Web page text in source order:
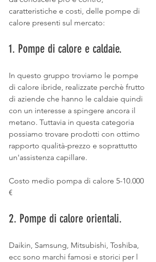
caratteristiche e costi, delle pompe di
calore presenti sul mercato:
1. Pompe di calore e caldaie.
In questo gruppo troviamo le pompe
di calore ibride, realizzate perchè frutto
di aziende che hanno le caldaie quindi
con un interesse a spingere ancora il
metano. Tuttavia in questa categoria
possiamo trovare prodotti con ottimo
rapporto qualità-prezzo e soprattutto
un'assistenza capillare.
Costo medio pompa di calore 5-10.000
€
2. Pompe di calore orientali.
Daikin, Samsung, Mitsubishi, Toshiba,
ecc sono marchi famosi e storici per l